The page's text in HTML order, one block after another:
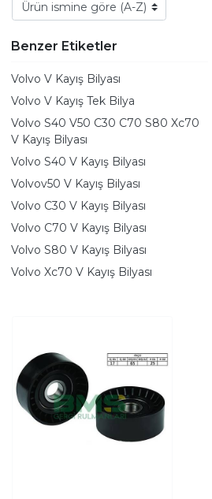
Benzer Etiketler
Volvo V Kayış Bilyası
Volvo V Kayış Tek Bilya
Volvo S40 V50 C30 C70 S80 Xc70
V Kayış Bilyası
Volvo S40 V Kayış Bilyası
Volvov50 V Kayış Bilyası
Volvo C30 V Kayış Bilyası
Volvo C70 V Kayış Bilyası
Volvo S80 V Kayış Bilyası
Volvo Xc70 V Kayış Bilyası